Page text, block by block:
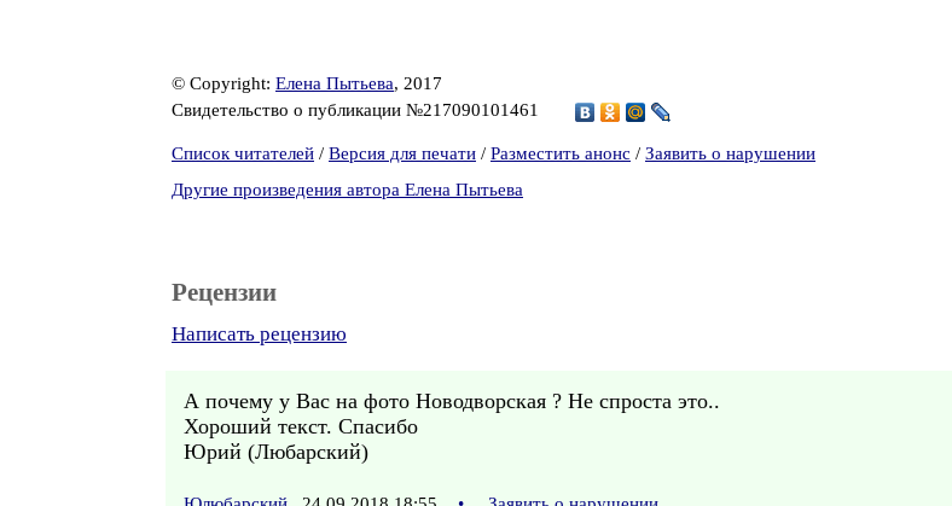
© Copyright: Елена Пытьева, 2017
Свидетельство о публикации №217090101461
Список читателей / Версия для печати / Разместить анонс / Заявить о нарушении
Другие произведения автора Елена Пытьева
Рецензии
Написать рецензию
А почему у Вас на фото Новодворская ? Не спроста это..
Хороший текст. Спасибо
Юрий (Любарский)